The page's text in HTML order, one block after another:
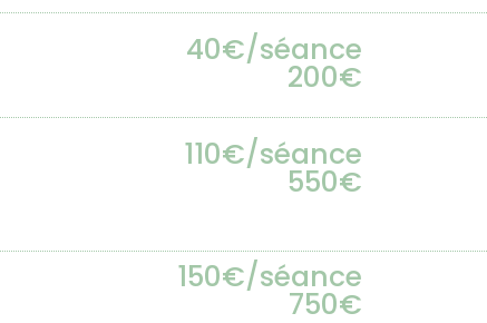
40€/séance
200€
110€/séance
550€
150€/séance
750€